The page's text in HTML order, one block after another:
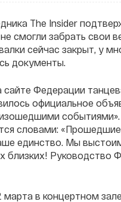
The Insider
смогли забрать свои
сейчас закрыт, у
документы.
сайте Федерации
официальное
словами:
единство. Мы
близких! Руководство
в концертном